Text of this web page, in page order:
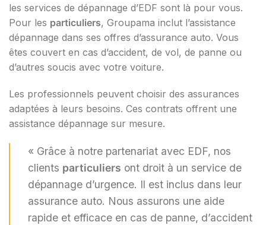
les services de dépannage d’EDF sont là pour vous.
Pour les particuliers, Groupama inclut l’assistance
dépannage dans ses offres d’assurance auto. Vous
êtes couvert en cas d’accident, de vol, de panne ou
d’autres soucis avec votre voiture.
Les professionnels peuvent choisir des assurances
adaptées à leurs besoins. Ces contrats offrent une
assistance dépannage sur mesure.
« Grâce à notre partenariat avec EDF, nos
clients particuliers ont droit à un service de
dépannage d’urgence. Il est inclus dans leur
assurance auto. Nous assurons une aide
rapide et efficace en cas de panne, d’accident